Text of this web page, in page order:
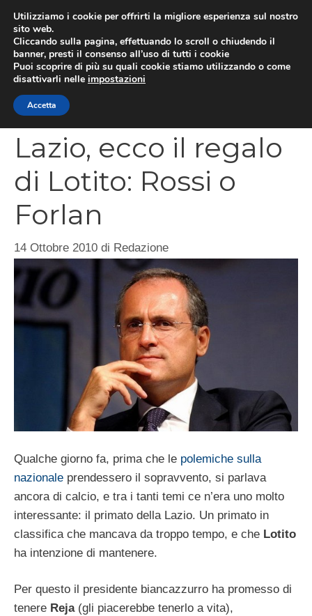
contenuto
Lazio, ecco il regalo
di Lotito: Rossi o
Forlan
14 Ottobre 2010 di Redazione
Qualche giorno fa, prima che le polemiche sulla
nazionale prendessero il sopravvento, si parlava
ancora di calcio, e tra i tanti temi ce n’era uno molto
interessante: il primato della Lazio. Un primato in
classifica che mancava da troppo tempo, e che Lotito
ha intenzione di mantenere.
Per questo il presidente biancazzurro ha promesso di
tenere Reja (gli piacerebbe tenerlo a vita),
Utilizziamo i cookie per offrirti la migliore esperienza sul nostro
sito web.
Cliccando sulla pagina, effettuando lo scroll o chiudendo il
banner, presti il consenso all’uso di tutti i cookie
Puoi scoprire di più su quali cookie stiamo utilizzando o come
disattivarli nelle impostazioni
Accetta